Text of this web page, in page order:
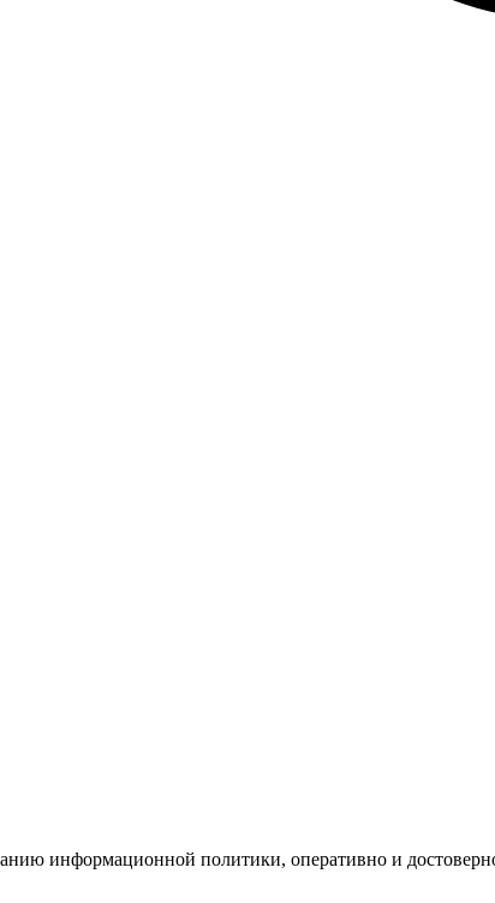
информационной политики, оперативно и